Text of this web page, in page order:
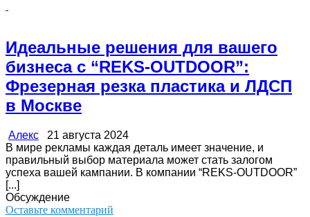
Идеальные решения для вашего
бизнеса с “REKS-OUTDOOR”:
Фрезерная резка пластика и ЛДСП
в Москве
Алекс 21 августа 2024
В мире рекламы каждая деталь имеет значение, и
правильный выбор материала может стать залогом
успеха вашей кампании. В компании “REKS-OUTDOOR”
[...]
Обсуждение
Оставьте комментарий